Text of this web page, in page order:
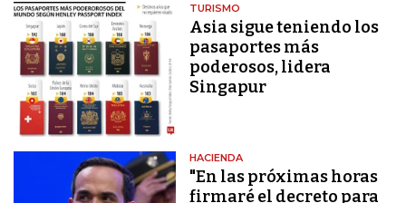
TURISMO
Asia sigue teniendo los
pasaportes más
poderosos, lidera
Singapur
HACIENDA
"En las próximas horas
firmaré el decreto para